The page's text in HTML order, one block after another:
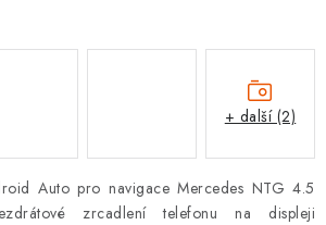
Auto pro navigace Mercedes NTG 4.5
zrcadlení telefonu na displeji
+ další (2)